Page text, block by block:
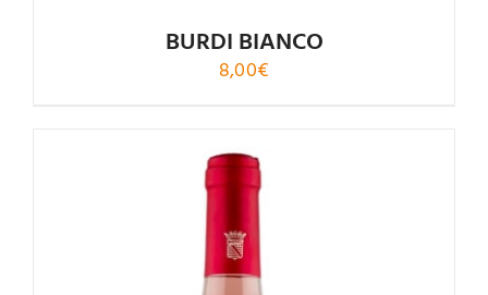
BURDI BIANCO
8,00€